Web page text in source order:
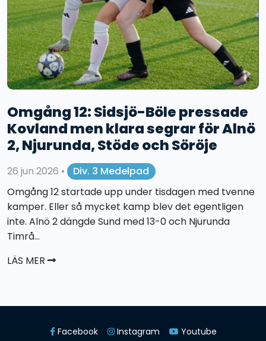
Omgång 12: Sidsjö-Böle pressade
Kovland men klara segrar för Alnö
2, Njurunda, Stöde och Söröje
26 jun 2026 •
Div. 3 Medelpad
Omgång 12 startade upp under tisdagen med tvenne
kamper. Eller så mycket kamp blev det egentligen
inte. Alnö 2 dängde Sund med 13-0 och Njurunda
Timrå...
LÄS MER
Facebook Instagram Youtube